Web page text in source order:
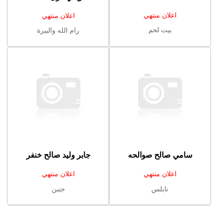
اعلان منتهي
بيت لحم
اعلان منتهي
رام الله والبيرة
سامي صالح صوالحه
اعلان منتهي
نابلس
جابر وليد صالح خنفر
اعلان منتهي
جنين